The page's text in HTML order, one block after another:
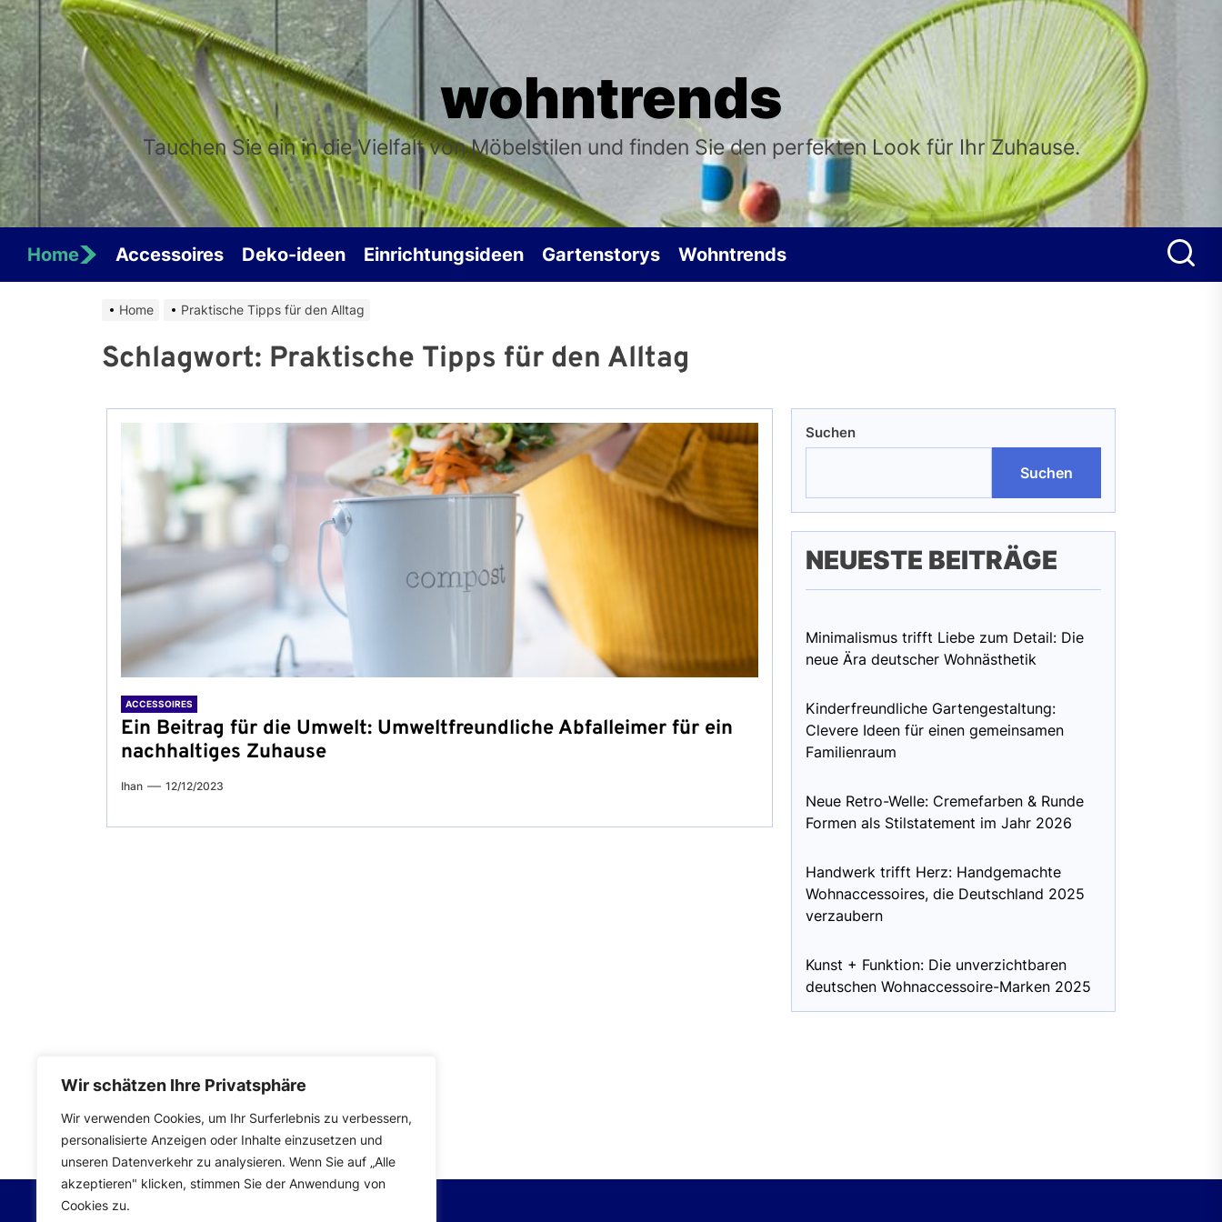
Wir schätzen Ihre Privatsphäre
Wir verwenden Cookies, um Ihr Surferlebnis zu verbessern,
personalisierte Anzeigen oder Inhalte einzusetzen und
unseren Datenverkehr zu analysieren. Wenn Sie auf „Alle
akzeptieren" klicken, stimmen Sie der Anwendung von
Cookies zu.
Skip
to
the
content
wohntrends
Tauchen Sie ein in die Vielfalt von Möbelstilen und finden Sie den perfekten Look für Ihr Zuhause.
Home Accessoires Deko-ideen Einrichtungsideen Gartenstorys Wohntrends
Home Praktische Tipps für den Alltag
Schlagwort: Praktische Tipps für den Alltag
ACCESSOIRES
Ein Beitrag für die Umwelt: Umweltfreundliche Abfalleimer für ein
nachhaltiges Zuhause
Ihan 12/12/2023
Suchen
Suchen
NEUESTE BEITRÄGE
Minimalismus trifft Liebe zum Detail: Die
neue Ära deutscher Wohnästhetik
Kinderfreundliche Gartengestaltung:
Clevere Ideen für einen gemeinsamen
Familienraum
Neue Retro-Welle: Cremefarben & Runde
Formen als Stilstatement im Jahr 2026
Handwerk trifft Herz: Handgemachte
Wohnaccessoires, die Deutschland 2025
verzaubern
Kunst + Funktion: Die unverzichtbaren
deutschen Wohnaccessoire-Marken 2025
Impressum| Datenschutzerklärung